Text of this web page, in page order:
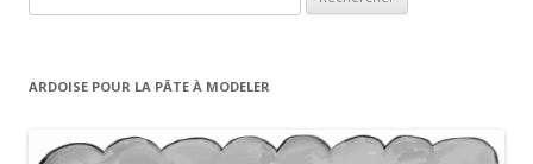
e
h
ARDOISE POUR LA PÂTE À MODELER